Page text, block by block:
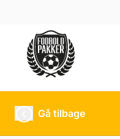
Real
Gå tilbage